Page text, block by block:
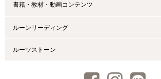
書籍・教材・動画コンテンツ
ルーンリーディング
ルーツストーン